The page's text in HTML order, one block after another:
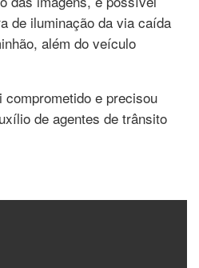
de iluminação da via caída
além do veículo
e precisou
de agentes de trânsito